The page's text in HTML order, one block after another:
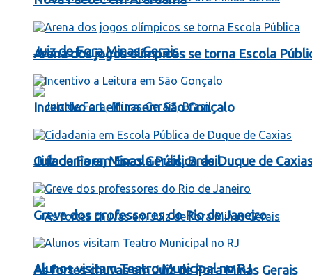
Juiz de Fora Minas Gerais
Juíz de Fora, Minas Gerais, Brasil
As fortes chuvas em Juiz de Fora Minas Gerais
Arena dos jogos olímpicos se torna Escola
Incentivo a Leitura em São Gonçalo
Cidadania em Escola Pública de Duque de
Greve dos professores do Rio de Janeiro
Alunos visitam Teatro Municipal no RJ